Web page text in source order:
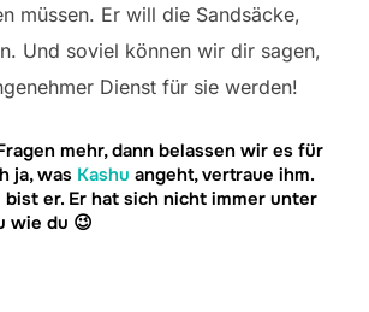
müssen. Er will die Sandsäcke,
Und soviel können wir dir sagen,
Dienst für sie werden!
mehr, dann belassen wir es für
ja, was Kashu angeht, vertraue ihm.
bist er. Er hat sich nicht immer unter
wie du 😉